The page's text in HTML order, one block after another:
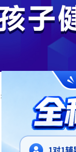
> 正文
杭州滨江区化